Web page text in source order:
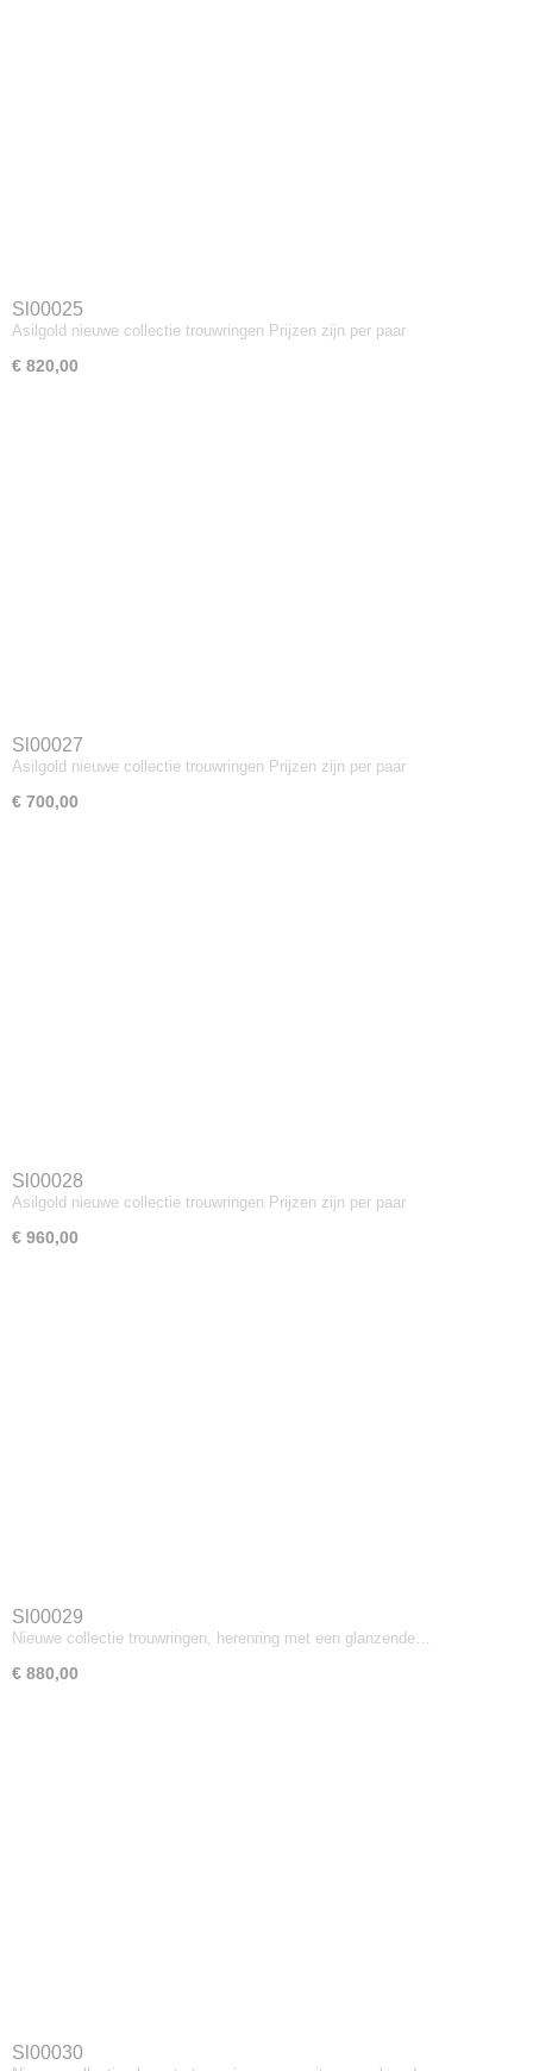
Sl00025
Asilgold nieuwe collectie trouwringen Prijzen zijn per paar
€ 820,00
Sl00027
Asilgold nieuwe collectie trouwringen Prijzen zijn per paar
€ 700,00
Sl00028
Asilgold nieuwe collectie trouwringen Prijzen zijn per paar
€ 960,00
Sl00029
Nieuwe collectie trouwringen, herenring met een glanzende…
€ 880,00
Sl00030